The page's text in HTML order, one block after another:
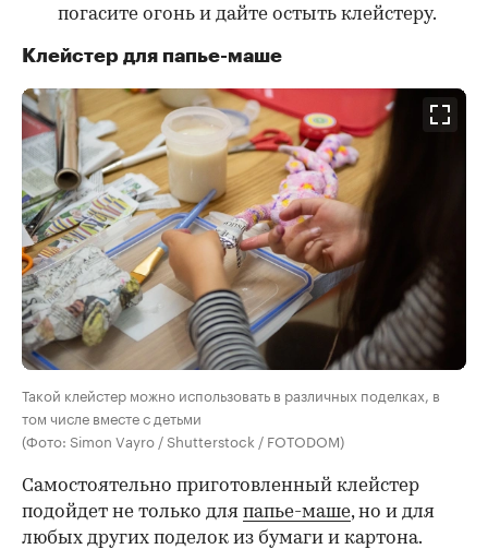
погасите огонь и дайте остыть клейстеру.
Клейстер для папье-маше
Такой клейстер можно использовать в различных поделках, в
том числе вместе с детьми
(Фото: Simon Vayro / Shutterstock / FOTODOM)
Самостоятельно приготовленный клейстер
подойдет не только для папье-маше, но и для
любых других поделок из бумаги и картона.